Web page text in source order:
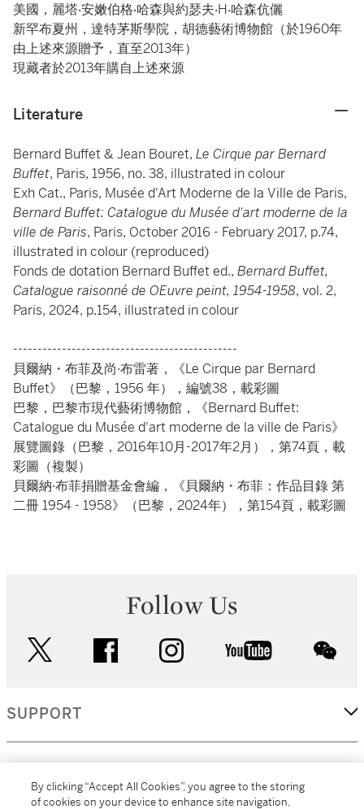
美國，麗塔‧安嫩伯格‧哈森與約瑟夫‧H‧哈森伉儷
新罕布夏州，達特茅斯學院，胡德藝術博物館（於1960年
由上述來源贈予，直至2013年）
現藏者於2013年購自上述來源
Literature
Bernard Buffet & Jean Bouret, Le Cirque par Bernard
Buffet, Paris, 1956, no. 38, illustrated in colour
Exh Cat., Paris, Musée d'Art Moderne de la Ville de Paris,
Bernard Buffet: Catalogue du Musée d'art moderne de la
ville de Paris, Paris, October 2016 - February 2017, p.74,
illustrated in colour (reproduced)
Fonds de dotation Bernard Buffet ed., Bernard Buffet,
Catalogue raisonné de OEuvre peint, 1954-1958, vol. 2,
Paris, 2024, p.154, illustrated in colour
----------------------------------------------
貝爾納・布菲及尚·布雷著，《Le Cirque par Bernard
Buffet》（巴黎，1956 年），編號38，載彩圖
巴黎，巴黎市現代藝術博物館，《Bernard Buffet:
Catalogue du Musée d'art moderne de la ville de Paris》
展覽圖錄（巴黎，2016年10月-2017年2月），第74頁，載
彩圖（複製）
貝爾納·布菲捐贈基金會編，《貝爾納・布菲：作品目錄 第
二冊 1954 - 1958》（巴黎，2024年），第154頁，載彩圖
Follow Us
facebook instagram youtube
SUPPORT
By clicking “Accept All Cookies”, you agree to the storing
of cookies on your device to enhance site navigation,